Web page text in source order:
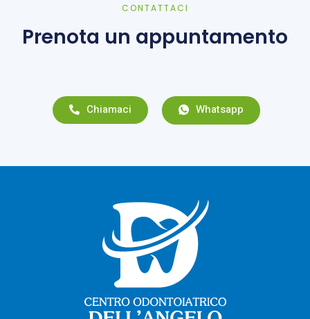
CONTATTACI
Prenota un appuntamento
Chiamaci Whatsapp